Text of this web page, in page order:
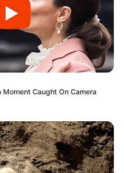
de vestido de
para acompanhar
confira alguns abaixo
e rosa
Caught On Camera